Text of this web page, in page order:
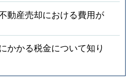
動産売却における費用が
かかる税金について知り